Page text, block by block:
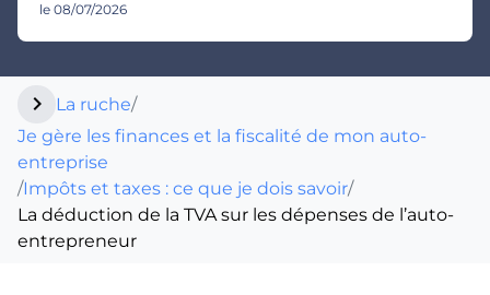
le 08/07/2026
chevron_right La ruche/
Je gère les finances et la fiscalité de mon auto-
entreprise
/Impôts et taxes : ce que je dois savoir/
La déduction de la TVA sur les dépenses de l’auto-
entrepreneur